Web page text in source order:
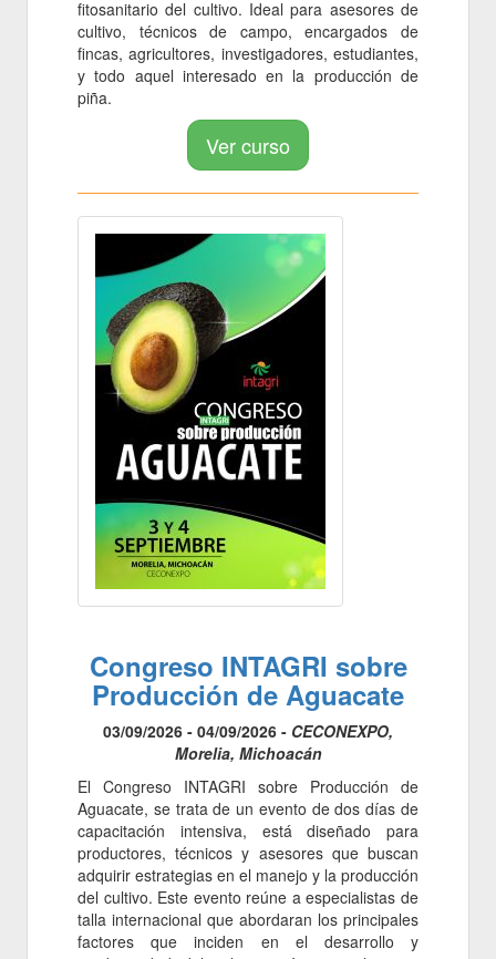
fitosanitario del cultivo. Ideal para asesores de
cultivo, técnicos de campo, encargados de
fincas, agricultores, investigadores, estudiantes,
y todo aquel interesado en la producción de
piña.
Ver curso
Congreso INTAGRI sobre
Producción de Aguacate
03/09/2026 - 04/09/2026 - CECONEXPO,
Morelia, Michoacán
El Congreso INTAGRI sobre Producción de
Aguacate, se trata de un evento de dos días de
capacitación intensiva, está diseñado para
productores, técnicos y asesores que buscan
adquirir estrategias en el manejo y la producción
del cultivo. Este evento reúne a especialistas de
talla internacional que abordaran los principales
factores que inciden en el desarrollo y